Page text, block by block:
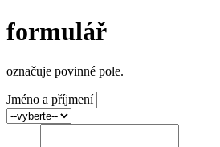
formulář
označuje povinné pole.
Jméno a příjmení